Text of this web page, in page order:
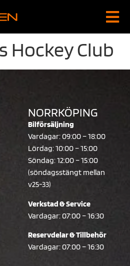
Hockey Club
NORRKÖPING
Bilförsäljning
Vardagar: 09:00 – 18:00
Lördag: 10:00 – 15:00
Söndag: 12:00 – 15:00
(söndagsstängt mellan
v25-33)
Verkstad & Service
Vardagar: 07:00 – 16:30
Reservdelar & Tillbehör
Vardagar: 07:00 – 16:30